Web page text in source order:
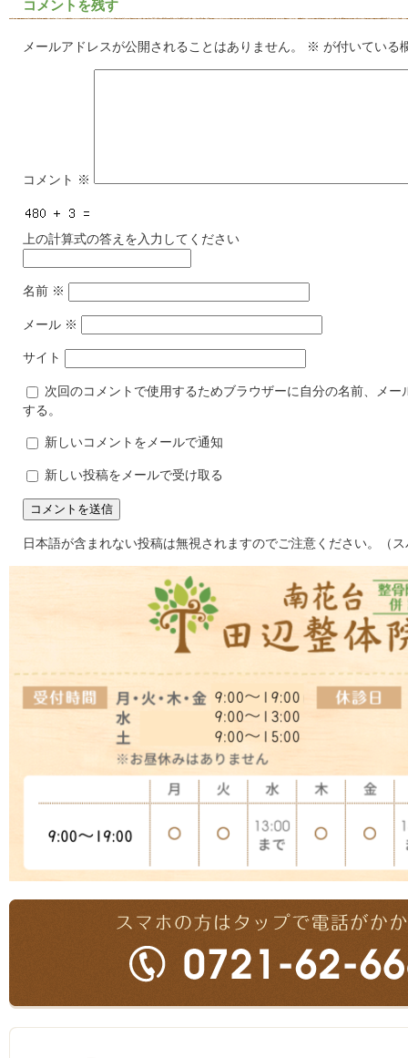
コメントを残す
メールアドレスが公開されることはありません。 ※ が付いている
コメント ※
上の計算式の答えを入力してください
名前 ※
メール ※
サイト
次回のコメントで使用するためブラウザーに自分の名前、メー
する。
新しいコメントをメールで通知
新しい投稿をメールで受け取る
日本語が含まれない投稿は無視されますのでご注意ください。（